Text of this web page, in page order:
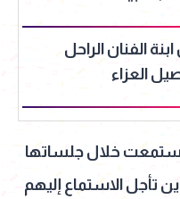
الفنان الراحل
العزاء
خلال جلساتها
تأجل الاستماع إليهم